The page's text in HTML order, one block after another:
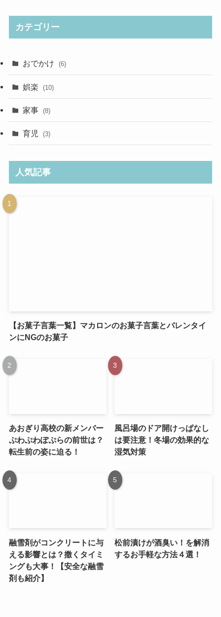
カテゴリー
おでかけ (6)
娯楽 (10)
家事 (8)
育児 (3)
人気記事
【お菓子言葉一覧】マカロンのお菓子言葉とバレンタイ
ンにNGのお菓子
あおぎり高校の新メンバー
ぷわぷわぽぷらの前世は？
転生前の姿に迫る！
風呂場のドア開けっぱなし
は要注意！冬場の効果的な
湿気対策
融雪剤がコンクリートに与
える影響とは？撒くタイミ
ングも大事！【安全な融雪
剤も紹介】
松前漬けが酒臭い！を解消
するお手軽な方法４選！